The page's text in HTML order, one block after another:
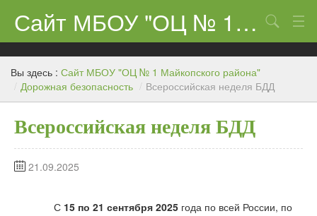
Сайт МБОУ "ОЦ № 1 Майкопского района"
Сведения об образовательном учреждении
ЕГЭ-11 и ГИА
Ученикам
Центр «Точка роста»
Поиск
Вы здесь : Сайт МБОУ "ОЦ № 1 Майкопского района"
/ Дорожная безопасность / Всероссийская неделя БДД
Всероссийская неделя БДД
21.09.2025
С 15 по 21 сентября 2025 года по всей России, по